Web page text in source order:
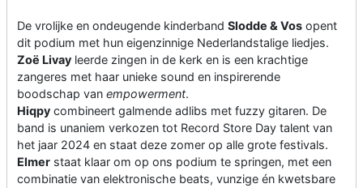
De vrolijke en ondeugende kinderband Slodde & Vos opent
dit podium met hun eigenzinnige Nederlandstalige liedjes.
Zoë Livay leerde zingen in de kerk en is een krachtige
zangeres met haar unieke sound en inspirerende
boodschap van empowerment.
Hiqpy combineert galmende adlibs met fuzzy gitaren. De
band is unaniem verkozen tot Record Store Day talent van
het jaar 2024 en staat deze zomer op alle grote festivals.
Elmer staat klaar om op ons podium te springen, met een
combinatie van elektronische beats, vunzige én kwetsbare